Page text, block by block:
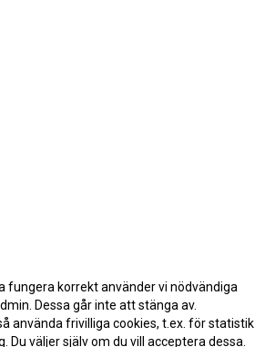
fungera korrekt använder vi nödvändiga
Dessa går inte att stänga av.
använda frivilliga cookies, t.ex. för statistik
Du väljer själv om du vill acceptera dessa.